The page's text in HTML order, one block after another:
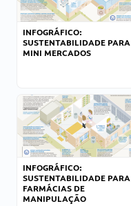
INFOGRÁFICO:
SUSTENTABILIDADE PARA
MINI MERCADOS
INFOGRÁFICO:
SUSTENTABILIDADE PARA
FARMÁCIAS DE
MANIPULAÇÃO